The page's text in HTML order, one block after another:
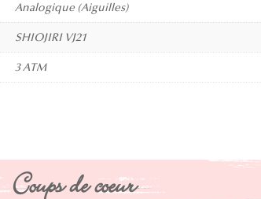
Analogique (Aiguilles)
SHIOJIRI VJ21
3 ATM
Coups de coeur